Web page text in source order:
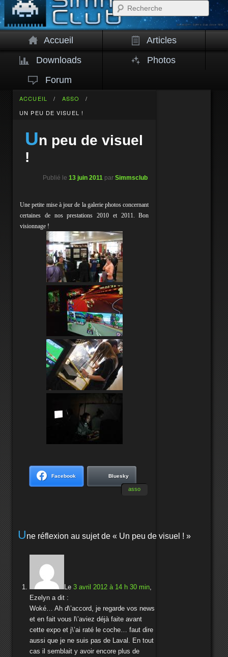
Accueil
Articles
Downloads
Photos
Forum
ACCUEIL / ASSO
/
UN PEU DE VISUEL !
Un peu de visuel
!
Publié le13 juin 2011 parSimmsclub
Une petite mise à jour de la galerie photos concernant
certaines de nos prestations 2010 et 2011. Bon
visionnage !
Facebook Bluesky
asso
Une réflexion au sujet de « Un peu de visuel ! »
Le 3 avril 2012 à 14 h 30 min,
Ezelyn a dit :
Woké… Ah d\’accord, je regarde vos news
et en fait vous l\’aviez déjà faite avant
cette expo et j\’ai raté le coche… faut dire
aussi que je ne suis pas de Laval. En tout
cas il semblait y avoir encore plus de